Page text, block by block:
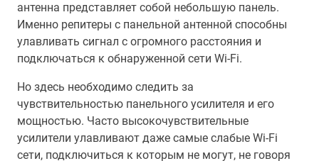
антенна представляет собой небольшую панель.
Именно репитеры с панельной антенной способны
улавливать сигнал с огромного расстояния и
подключаться к обнаруженной сети Wi-Fi.
Но здесь необходимо следить за
чувствительностью панельного усилителя и его
мощностью. Часто высокочувствительные
усилители улавливают даже самые слабые Wi-Fi
сети, подключиться к которым не могут, не говоря